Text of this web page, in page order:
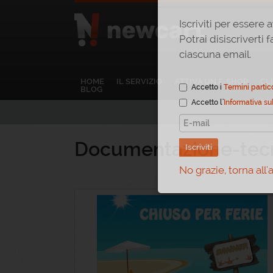
HOME IL SERVIZIO ATTIVA UN E-SHOP
BLOG
Documentazione-
Potrai disiscriverti
ciascuna email.
Accetto iTermini
Accetto l'
Iscriviti
No grazie, torna